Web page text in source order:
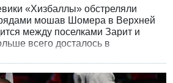
«Хизбаллы» обстреляли
мошав Шомера в Верхней
между поселками Зарит и
всего досталось в
на себя ответственность за